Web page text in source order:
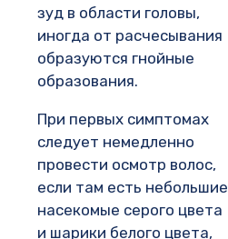
зуд в области головы,
иногда от расчесывания
образуются гнойные
образования.
При первых симптомах
следует немедленно
провести осмотр волос,
если там есть небольшие
насекомые серого цвета
и шарики белого цвета,